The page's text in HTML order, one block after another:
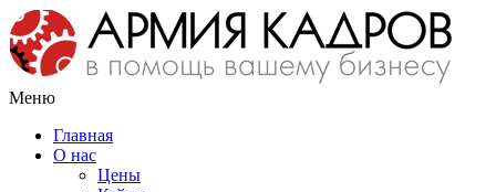
Меню
Главная
О нас
Цены